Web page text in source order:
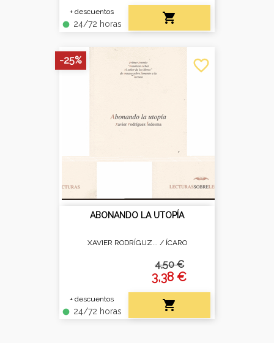
+ descuentos
fiber_manual_record 24/72 horas

ABONANDO LA UTOPÍA
XAVIER RODRÍGUZ... / ÍCARO
+ descuentos
fiber_manual_record 24/72 horas
4,50 €
3,38 €

favorite_border
-25%